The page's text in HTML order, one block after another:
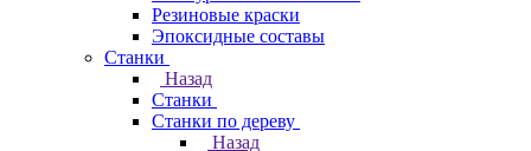
Резиновые краски
Эпоксидные составы
Станки
Назад
Станки
Станки по дереву
Назад